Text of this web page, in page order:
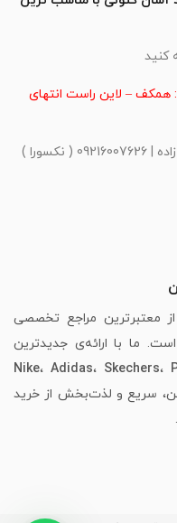
کنید
همکف – لاین راست انتهای
)
معتبرترین مراجع تخصصی
ما با ارائه‌ی جدیدترین
Nike، Adidas، Skechers،
سریع و لذت‌بخش از خرید